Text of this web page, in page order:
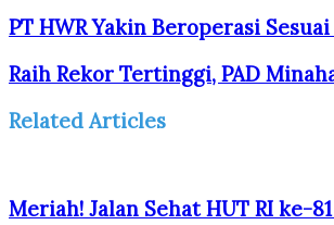
PT HWR Yakin Beroperasi
Raih Rekor Tertinggi, PAD
Related Articles
Meriah! Jalan Sehat HUT RI ke-